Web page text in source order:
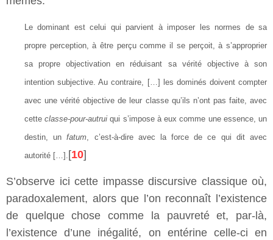
Le dominant est celui qui parvient à imposer les normes de sa
propre perception, à être perçu comme il se perçoit, à s’approprier
sa propre objectivation en réduisant sa vérité objective à son
intention subjective. Au contraire, […] les dominés doivent compter
avec une vérité objective de leur classe qu’ils n’ont pas faite, avec
cetteclasse-pour-autrui qui s’impose à eux comme une essence, un
destin, unfatum, c’est-à-dire avec la force de ce qui dit avec
autorité […]. [10]
S’observe ici cette impasse discursive classique où,
paradoxalement, alors que l’on reconnaît l’existence
de quelque chose comme la pauvreté et, par-là,
l’existence d’une inégalité, on entérine celle-ci en